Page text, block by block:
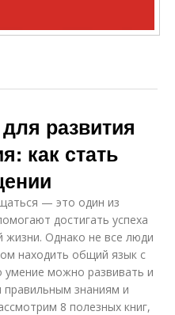
развития
как стать
— это один из
достигать успеха
жизни. Однако не все люди
находить общий язык с
можно развивать и
правильным знаниям и
8 полезных книг,